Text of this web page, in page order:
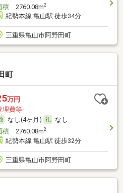
積2760.08m2
紀勢本線 亀山駅 徒歩34分
三重県亀山市阿野田町
町
万円
理費等-
なし(4ヶ月)
なし
積2760.08m2
紀勢本線 亀山駅 徒歩32分
三重県亀山市阿野田町